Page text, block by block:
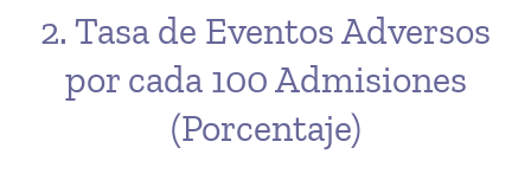
2. Tasa de Eventos Adversos
por cada 100 Admisiones
(Porcentaje)